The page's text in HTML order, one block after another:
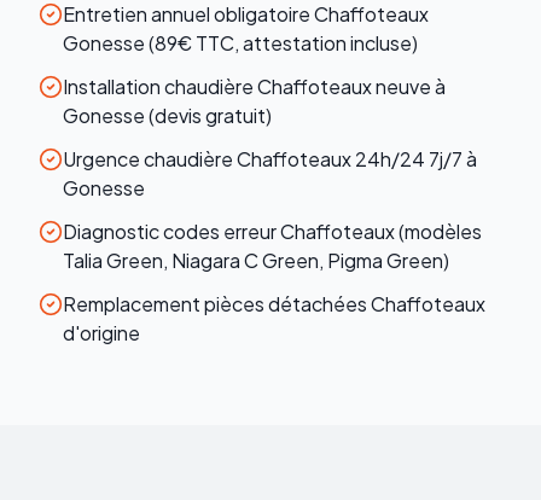
Entretien annuel obligatoire Chaffoteaux
Gonesse (89€ TTC, attestation incluse)
Installation chaudière Chaffoteaux neuve à
Gonesse (devis gratuit)
Urgence chaudière Chaffoteaux 24h/24 7j/7 à
Gonesse
Diagnostic codes erreur Chaffoteaux (modèles
Talia Green, Niagara C Green, Pigma Green)
Remplacement pièces détachées Chaffoteaux
d'origine